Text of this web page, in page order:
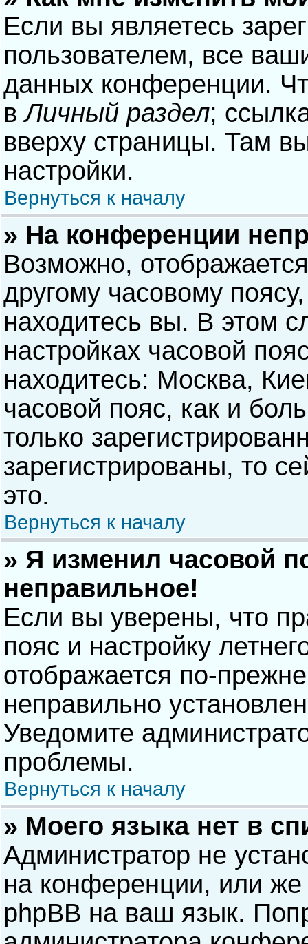
Если вы являетесь
пользователем, все
данных конференции.
вЛичный раздел;
вверху страницы. Там
настройки.
Вернуться к началу
» На конференции
Возможно,
другому часовому
находитесь вы. В этом
настройках часовой
находитесь: Москва,
часовой пояс, как и
только
зарегистрированы, то
это.
Вернуться к началу
» Я изменил часовой
неправильное!
Если вы уверены, что
пояс и настройку
отображается по-
неправильно
Уведомите
проблемы.
Вернуться к началу
» Моего языка нет в
Администратор не
на конференции, или же
phpBB на ваш язык.